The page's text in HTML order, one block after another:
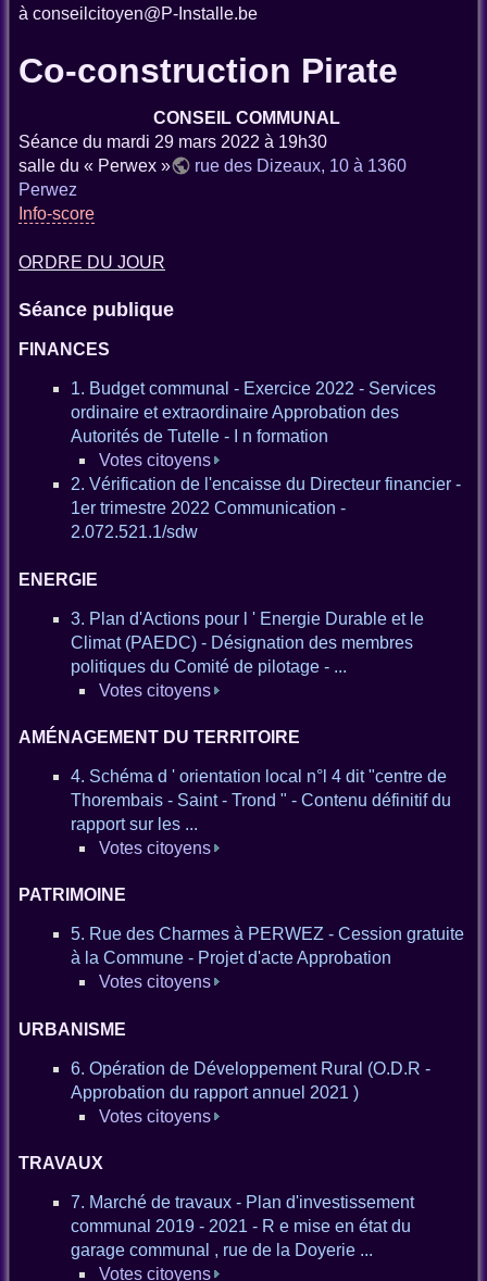
à conseilcitoyen@P-Installe.be
Co-construction Pirate
CONSEIL COMMUNAL
Séance du mardi 29 mars 2022 à 19h30
salle du « Perwex »
rue des Dizeaux, 10 à 1360
Perwez
Info-score
ORDRE DU JOUR
Séance publique
FINANCES
1. Budget communal - Exercice 2022 - Services
ordinaire et extraordinaire Approbation des
Autorités de Tutelle - I n formation
Votes citoyens
2. Vérification de l'encaisse du Directeur financier -
1er trimestre 2022 Communication -
2.072.521.1/sdw
ENERGIE
3. Plan d'Actions pour l ' Energie Durable et le
Climat (PAEDC) - Désignation des membres
politiques du Comité de pilotage - ...
Votes citoyens
AMÉNAGEMENT DU TERRITOIRE
4. Schéma d ' orientation local n°l 4 dit "centre de
Thorembais - Saint - Trond " - Contenu définitif du
rapport sur les ...
Votes citoyens
PATRIMOINE
5. Rue des Charmes à PERWEZ - Cession gratuite
à la Commune - Projet d'acte Approbation
Votes citoyens
URBANISME
6. Opération de Développement Rural (O.D.R -
Approbation du rapport annuel 2021 )
Votes citoyens
TRAVAUX
7. Marché de travaux - Plan d'investissement
communal 2019 - 2021 - R e mise en état du
garage communal , rue de la Doyerie ...
Votes citoyens